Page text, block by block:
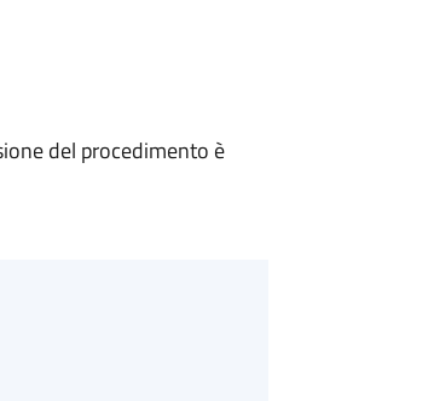
del procedimento è